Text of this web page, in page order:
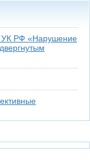
УК РФ «Нарушение